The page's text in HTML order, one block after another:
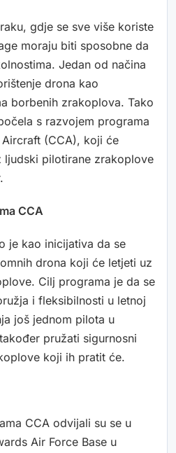
gdje se sve više koriste
moraju biti sposobne da
Jedan od načina
drona kao
borbenih zrakoplova. Tako
s razvojem programa
(CCA), koji će
pilotirane zrakoplove
CCA
je kao inicijativa da se
drona koji će letjeti uz
Cilj programa je da se
i fleksibilnosti u letnoj
još jednom pilota u
pružati sigurnosni
koji ih pratit će.
CCA odvijali su se u
Air Force Base u